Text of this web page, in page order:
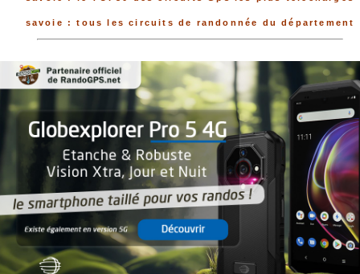
savoie : tous les circuits de randonnée du département